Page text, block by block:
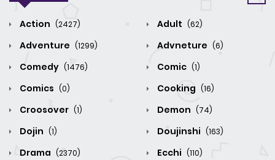
Action (2427) Adult (62)
Adventure (1299) Advneture (6)
Comedy (1476) Comic (1)
Comics (0) Cooking (16)
Croosover (1) Demon (74)
Dojin (1) Doujinshi (163)
Drama (2370) Ecchi (110)